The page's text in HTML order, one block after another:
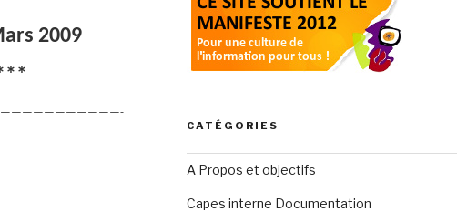
2009
CATÉGORIES
A Propos et objectifs
Capes interne Documentation